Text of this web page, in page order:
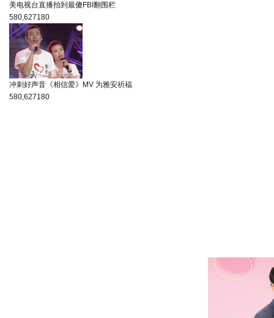
美电视台直播拍到最傻FBI翻围栏
580,627180
冲刺好声音《相信爱》MV 为雅安祈福
580,627180